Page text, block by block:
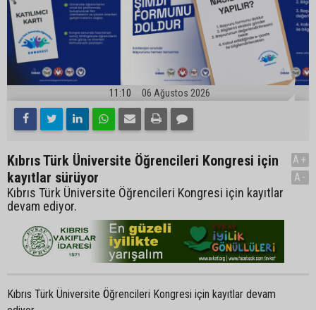
11:10 06 Ağustos 2026
Kıbrıs Türk Üniversite Öğrencileri Kongresi için
kayıtlar sürüyor
Kıbrıs Türk Üniversite Öğrencileri Kongresi için kayıtlar
devam ediyor.
A+
A-
Kıbrıs Türk Üniversite Öğrencileri Kongresi için kayıtlar devam